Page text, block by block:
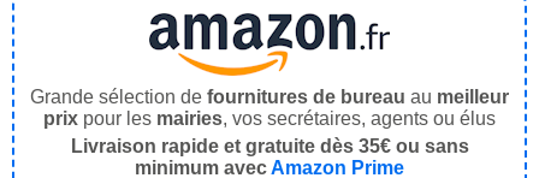
Grande sélection de fournitures de bureau au meilleur
prix pour les mairies, vos secrétaires, agents ou élus
Livraison rapide et gratuite dès 35€ ou sans
minimum avecAmazon Prime